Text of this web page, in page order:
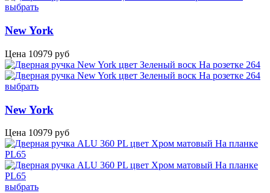
выбрать
New York
Цена 10979 руб
выбрать
New York
Цена 10979 руб
выбрать